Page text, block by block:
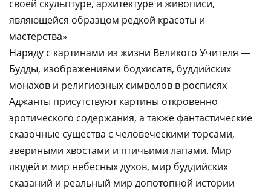
своей скульптуре, архитектуре и живописи,
являющейся образцом редкой красоты и
мастерства»
Наряду с картинами из жизни Великого Учителя —
Будды, изображениями бодхисатв, буддийских
монахов и религиозных символов в росписях
Аджанты присутствуют картины откровенно
эротического содержания, а также фантастические
сказочные существа с человеческими торсами,
звериными хвостами и птичьими лапами. Мир
людей и мир небесных духов, мир буддийских
сказаний и реальный мир допотопной истории